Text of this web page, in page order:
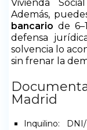
Vivienda
Además,
bancario de
defensa
solvencia lo
sin frenar la
Madrid
Inquilino: